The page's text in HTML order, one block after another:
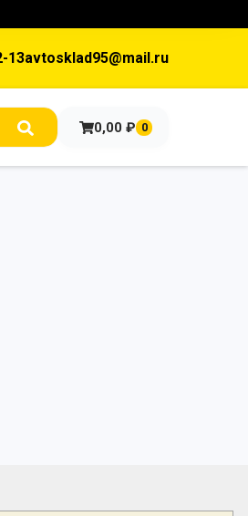
13avtosklad95@mail.ru
0,00 ₽ 0